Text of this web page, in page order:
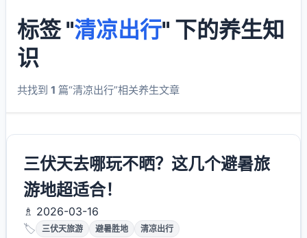
标签 "清凉出行" 下的养生知
识
共找到 1 篇“清凉出行”相关养生文章
三伏天去哪玩不晒？这几个避暑旅
游地超适合！
♗ 2026-03-16
🏷️
三伏天旅游 避暑胜地 清凉出行